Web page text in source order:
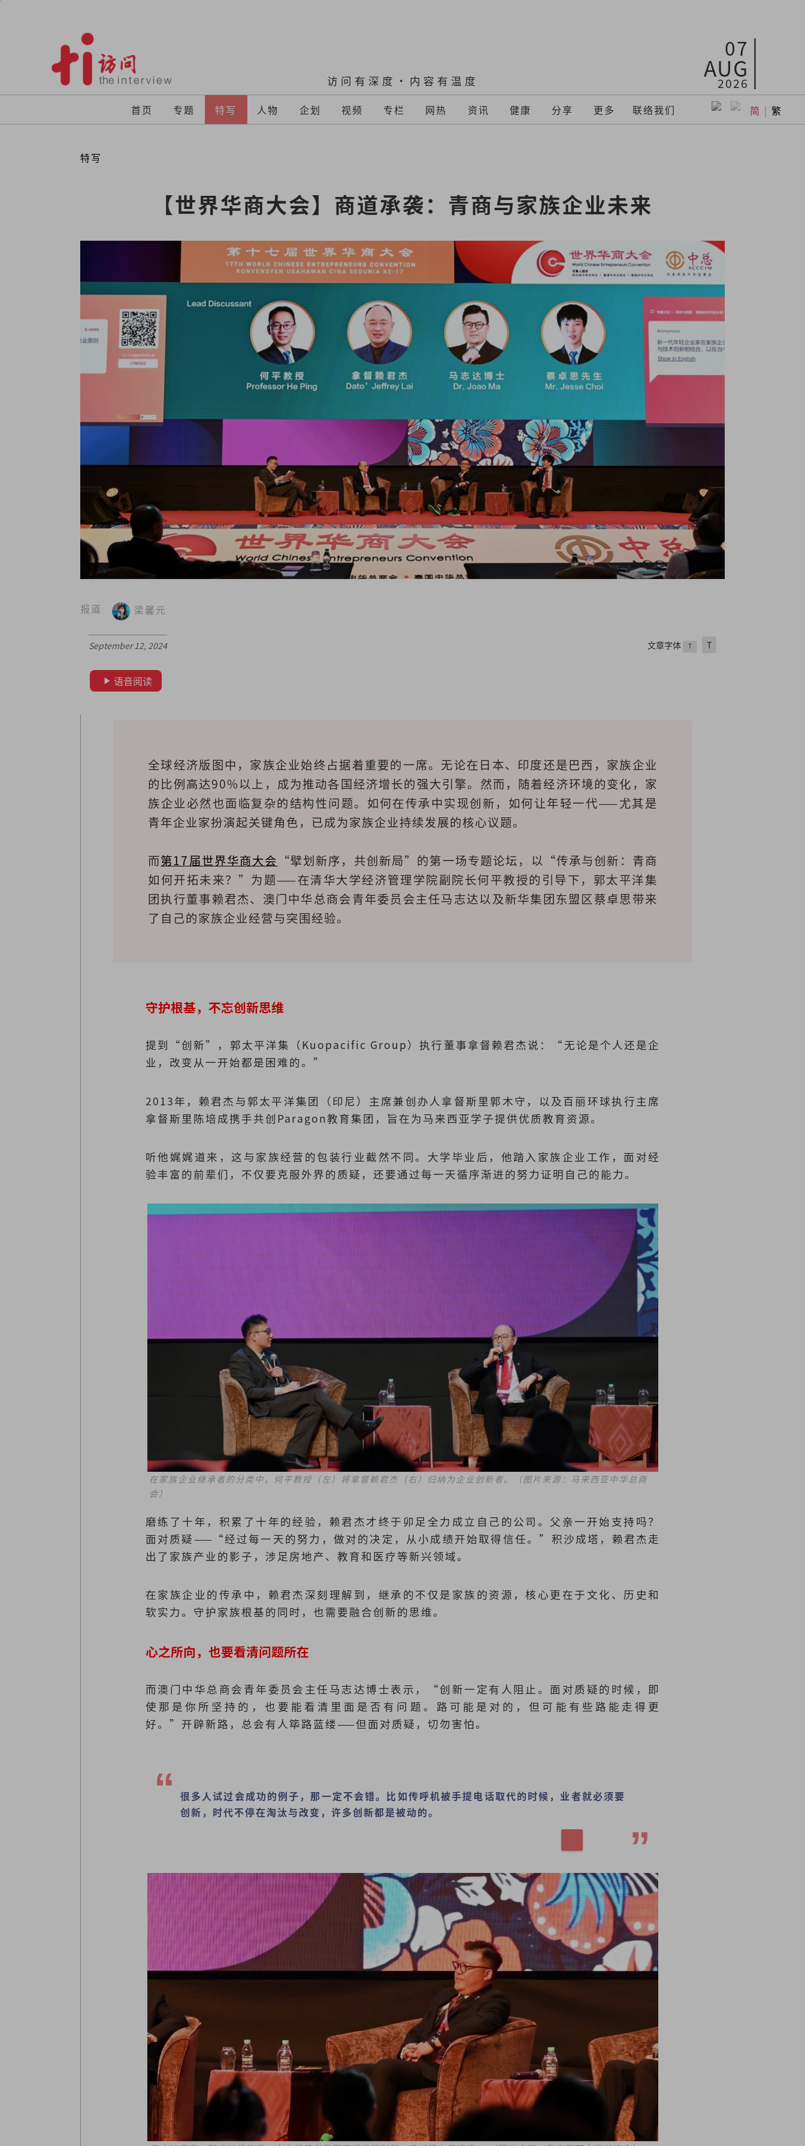
访问有深度·内容有温度
07
AUG
2026
首页 专题 特写 人物 企划 视频 专栏 网热 资讯 健康 分享 更多 联络我们 简 | 繁
特写
【世界华商大会】商道承袭：青商与家族企业未来
报道 梁馨元
September 12, 2024 文章字体 T T
语音阅读
全球经济版图中，家族企业始终占据着重要的一席。无论在日本、印度还是巴西，家族企业
的比例高达90%以上，成为推动各国经济增长的强大引擎。然而，随着经济环境的变化，家
族企业必然也面临复杂的结构性问题。如何在传承中实现创新，如何让年轻一代——尤其是
青年企业家扮演起关键角色，已成为家族企业持续发展的核心议题。
而第17届世界华商大会 “擘划新序，共创新局”的第一场专题论坛，以“传承与创新：青商
如何开拓未来？”为题——在清华大学经济管理学院副院长何平教授的引导下，郭太平洋集
团执行董事赖君杰、澳门中华总商会青年委员会主任马志达以及新华集团东盟区蔡卓思带来
了自己的家族企业经营与突围经验。
守护根基，不忘创新思维
提到“创新”， 郭太平洋集（Kuopacific Group）执行董事拿督赖君杰说：“无论是个人还是企
业，改变从一开始都是困难的。”
2013年，赖君杰与郭太平洋集团（印尼）主席兼创办人拿督斯里郭木守，以及百丽环球执行主席
拿督斯里陈培成携手共创Paragon教育集团，旨在为马来西亚学子提供优质教育资源。
听他娓娓道来，这与家族经营的包装行业截然不同。大学毕业后，他踏入家族企业工作，面对经
验丰富的前辈们，不仅要克服外界的质疑，还要通过每一天循序渐进的努力证明自己的能力。
在家族企业继承者的分类中，何平教授（左）将拿督赖君杰（右）归纳为企业创新者。（图片来源：马来西亚中华总商
会）
磨练了十年，积累了十年的经验，赖君杰才终于卯足全力成立自己的公司。父亲一开始支持吗？
面对质疑——“经过每一天的努力，做对的决定，从小成绩开始取得信任。”积沙成塔，赖君杰走
出了家族产业的影子，涉足房地产、教育和医疗等新兴领域。
在家族企业的传承中，赖君杰深刻理解到，继承的不仅是家族的资源，核心更在于文化、历史和
软实力。守护家族根基的同时，也需要融合创新的思维。
心之所向，也要看清问题所在
而澳门中华总商会青年委员会主任马志达博士表示，“创新一定有人阻止。面对质疑的时候，即
使那是你所坚持的，也要能看清里面是否有问题。路可能是对的，但可能有些路能走得更
好。”开辟新路，总会有人筚路蓝缕——但面对质疑，切勿害怕。
很多人试过会成功的例子，那一定不会错。比如传呼机被手提电话取代的时候，业者就必须要
创新，时代不停在淘汰与改变，许多创新都是被动的。